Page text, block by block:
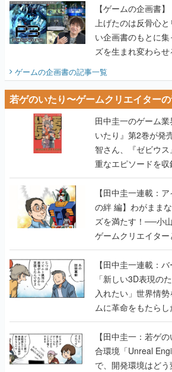
【ゲームの企画書
上げたのは反骨心
い企画書のもとに集
ズを生まれ変わら
ゲームの企画書の記事一覧
若ゲのいたり〜ゲームクリエイター
田中圭一のゲーム
いたり』第2巻が発
智さん、『ゼビウ
重なエピソードを収
【田中圭一連載：ア
の絆 編】わがまま
ズを満たす！──小
ゲームクリエイタ
【若ゲのいたり最終
【田中圭一連載：
「新しい3D表現の
入れたい」世界情
ムに革命をもたら
のいたり】
【田中圭一：若ゲ
合環境「Unreal
で、開発環境はど